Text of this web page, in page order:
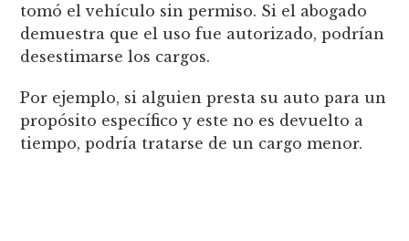
tomó el vehículo sin permiso. Si el abogado
demuestra que el uso fue autorizado, podrían
desestimarse los cargos.
Por ejemplo, si alguien presta su auto para un
propósito específico y este no es devuelto a
tiempo, podría tratarse de un cargo menor.